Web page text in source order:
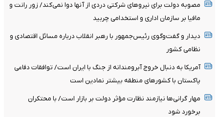
مصوبه دولت برای نیروهای شرکتی دردی از آنها دوا نمی‌کند/ زور رانت و
مافیا بر سازمان اداری و استخدامی چربید
دیدار و گفت‌وگوی رئیس‌جمهور با رهبر انقلاب درباره مسائل اقتصادی و
نظامی کشور
آمریکا به دنبال خروج آبرومندانه از جنگ با ایران است/ توافقات دفاعی
پاکستان با کشورهای منطقه بیشتر نمادین است
مهار گرانی‌ها نیازمند نظارت مؤثر دولت بر بازار است/ با محتکران
برخورد شود